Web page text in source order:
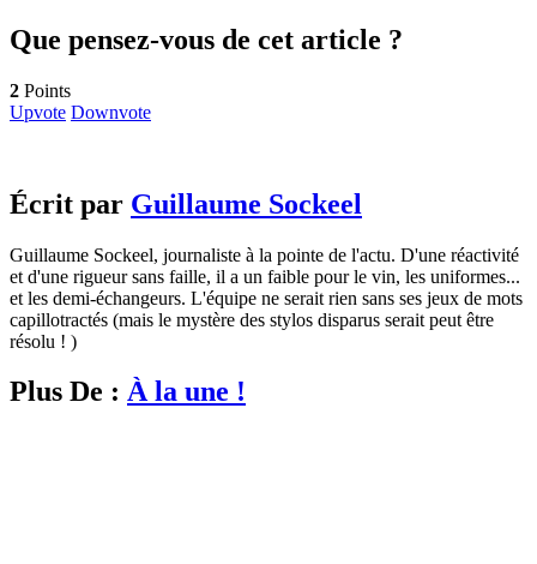
Que pensez-vous de cet article ?
2 Points
Upvote Downvote
Écrit par Guillaume Sockeel
Guillaume Sockeel, journaliste à la pointe de l'actu. D'une réactivité
et d'une rigueur sans faille, il a un faible pour le vin, les uniformes...
et les demi-échangeurs. L'équipe ne serait rien sans ses jeux de mots
capillotractés (mais le mystère des stylos disparus serait peut être
résolu ! )
Plus De : À la une !